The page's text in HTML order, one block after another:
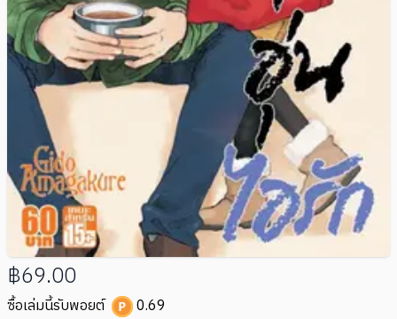
฿69.00
ซื้อเล่มนี้รับพอยต์ 0.69